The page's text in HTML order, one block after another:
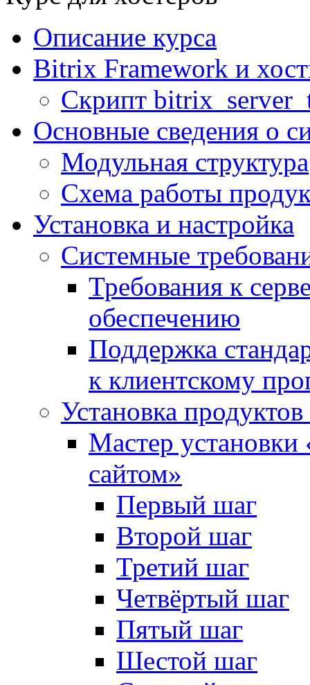
Описание курса
Bitrix Framework и
Скрипт
Основные сведения о
Модульная структура
Схема работы
Установка и настройка
Системные
Требования к
обеспечению
Поддержка
к клиентскому
Установка
Мастер
сайтом»
Первый шаг
Второй шаг
Третий шаг
Четвёртый шаг
Пятый шаг
Шестой шаг